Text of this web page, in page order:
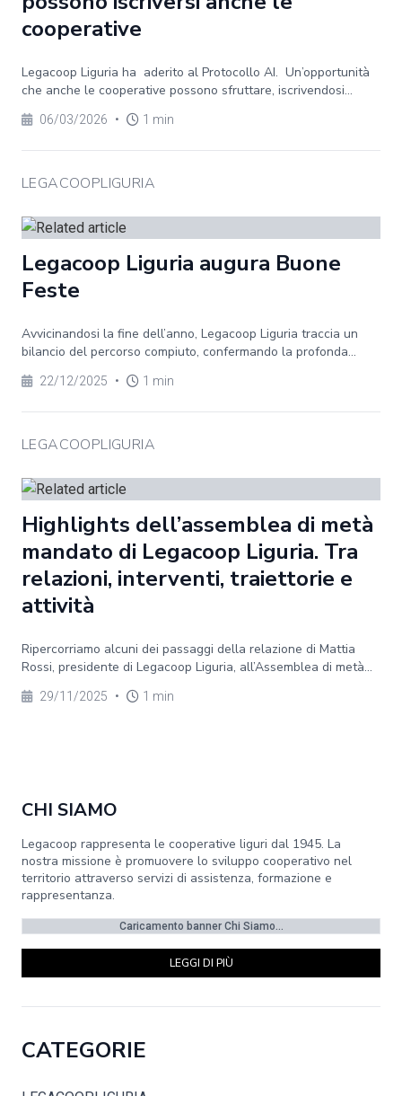
cooperative
Legacoop Liguria ha aderito al Protocollo AI. Un’opportunità
che anche le cooperative possono sfruttare, iscrivendosi...
06/03/2026 • 1 min
LEGACOOPLIGURIA
Legacoop Liguria augura Buone
Feste
Avvicinandosi la fine dell’anno, Legacoop Liguria traccia un
bilancio del percorso compiuto, confermando la profonda...
22/12/2025 • 1 min
LEGACOOPLIGURIA
Highlights dell’assemblea di metà
mandato di Legacoop Liguria. Tra
relazioni, interventi, traiettorie e
attività
Ripercorriamo alcuni dei passaggi della relazione di Mattia
Rossi, presidente di Legacoop Liguria, all’Assemblea di metà...
29/11/2025 • 1 min
CHI SIAMO
Legacoop rappresenta le cooperative liguri dal 1945. La
nostra missione è promuovere lo sviluppo cooperativo nel
territorio attraverso servizi di assistenza, formazione e
rappresentanza.
Caricamento banner Chi Siamo...
LEGGI DI PIÙ
CATEGORIE